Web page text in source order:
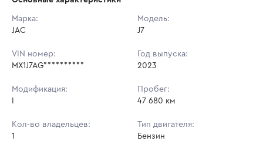
Шаг торгов: 10 260 ₽
Кол-во ставок:
Ставок не найдено
в аукционах
Марка:
JAC
Модель:
J7
VIN номер:
MX1J7AG**********
Год выпуска:
2023
Модификация:
Пробег:
47 680 км
Кол-во владельцев:
1
Тип двигателя:
Бензин